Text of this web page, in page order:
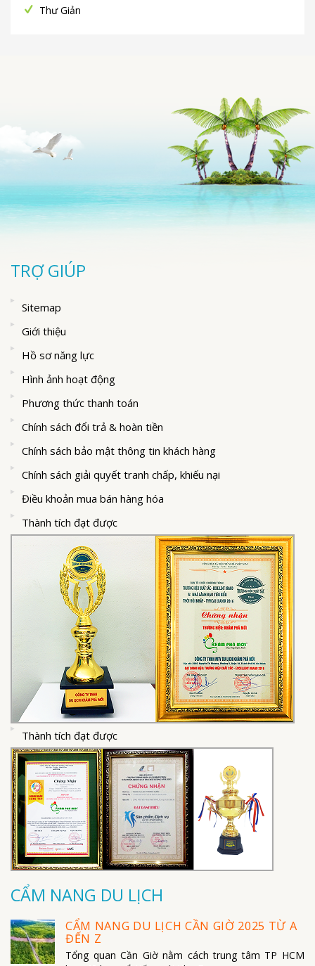
Thư Giản
TRỢ GIÚP
Sitemap
Giới thiệu
Hồ sơ năng lực
Hình ảnh hoạt động
Phương thức thanh toán
Chính sách đổi trả & hoàn tiền
Chính sách bảo mật thông tin khách hàng
Chính sách giải quyết tranh chấp, khiếu nại
Điều khoản mua bán hàng hóa
Thành tích đạt được
Thành tích đạt được
CẨM NANG DU LỊCH
CẨM NANG DU LỊCH CẦN GIỜ 2025 TỪ A
ĐẾN Z
Tổng quan Cần Giờ nằm cách trung tâm TP HCM